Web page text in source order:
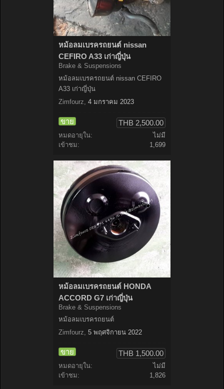
หม้อลมเบรครถยนต์ nissan
CEFIRO A33 เก่าญี่ปุ่น
Brake & Suspensions
หม้อลมเบรครถยนต์ nissan CEFIRO
A33 เก่าญี่ปุ่น
Zimfourz 4 มกราคม 2023
ขาย THB 2,500.00
หมดอายุใน:
ไม่มี
เข้าชม:
1,699
หม้อลมเบรครถยนต์ HONDA
ACCORD G7 เก่าญี่ปุ่น
Brake & Suspensions
หม้อลมเบรครถยนต์
Zimfourz, 5 พฤศจิกายน 2022
ขาย THB 1,500.00
หมดอายุใน:
ไม่มี
เข้าชม:
1,826